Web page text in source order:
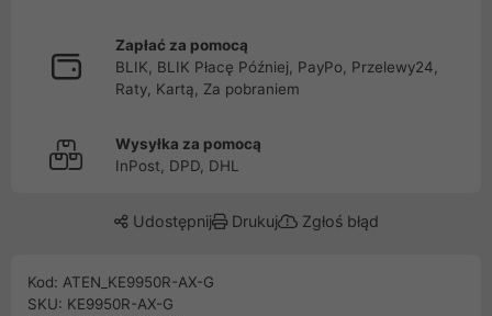
Zapłać za pomocą
BLIK, BLIK Płacę Później, PayPo, Przelewy24,
Raty, Kartą, Za pobraniem
Wysyłka za pomocą
InPost, DPD, DHL
Udostępnij Drukuj Zgłoś błąd
Kod: ATEN_KE9950R-AX-G
SKU: KE9950R-AX-G